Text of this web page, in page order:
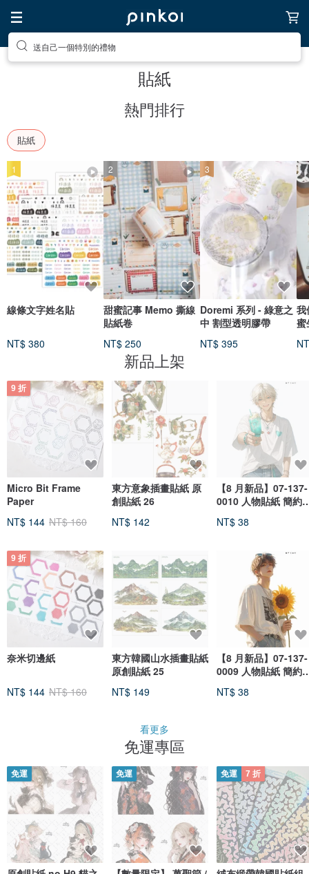
前往打造療癒的放鬆生活
貼紙
熱門排行
貼紙
線條文字姓名貼
NT$ 380
1
甜蜜記事 Memo 撕線
貼紙卷
NT$ 250
2
Doremi 系列 - 綠意之
中 割型透明膠帶
NT$ 395
3
我
蜜
新品上架
9 折
Micro Bit Frame
Paper
NT$ 144 NT$ 160
9 折
奈米切邊紙
NT$ 144 NT$ 160
東方意象插畫貼紙 原
創貼紙 26
NT$ 142
東方韓國山水插畫貼紙
原創貼紙 25
NT$ 149
【8 月新品】07-137-
0010 人物貼紙 簡約
NT$ 38
【8 月新品】07-137-
0009 人物貼紙 簡約
NT$ 38
看更多
免運專區
免運 免運 免運 7 折